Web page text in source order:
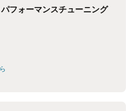
フォーマンスチューニング